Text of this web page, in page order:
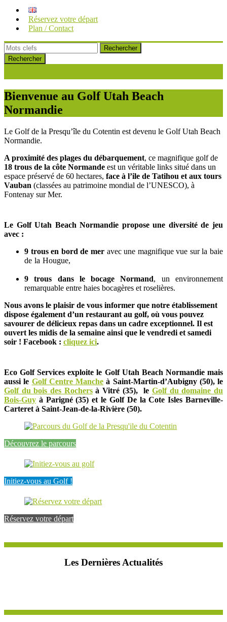
Réservez votre départ
Plan / Contact
Rechercher
Bienvenue au Golf Utah Beach
Normandie
Le Golf de la Presqu’île du Cotentin est devenu le Golf Utah Beach
Normandie.
A proximité des plages du débarquement, ce magnifique golf de
18 trous de la côte Normande est un véritable links situé dans un
espace préservé de 60 hectares, face à l’ile de Tatihou et aux tours
Vauban (classées au patrimoine mondial de l’UNESCO), à
Fontenay sur Mer.
Le Golf Utah Beach Normandie propose une diversité de jeu
avec :
9 trous en bord de meravec une magnifique vue sur la baie
de la Hougue,
9 trous dans le bocage Normand, un environnement
remarquable entre haies bocagères et roselières.
Nous avons le plaisir de vous informer que notre établissement
dispose également d’un restaurant au golf, où vous pouvez
savourer de délicieux repas dans un cadre exceptionnel. Il est
ouvert les midis de la semaine ainsi que le vendredi et samedi
soir ! Facebook : cliquez ici.
Eco Golf Services exploite le Golf Utah Beach Normandie mais
aussi le Golf Centre Manche à Saint-Martin-d’Aubigny (50), le
Golf du bois des Rochersà Vitré (35), le Golf du domaine du
Bois-Guy à Parigné (35) et le Golf De la Cote Isles Barneville-
Carteret à Saint-Jean-de-la-Rivière (50).
Découvrez le parcours
Initiez-vous au Golf !
Réservez votre départ
Les Dernières Actualités